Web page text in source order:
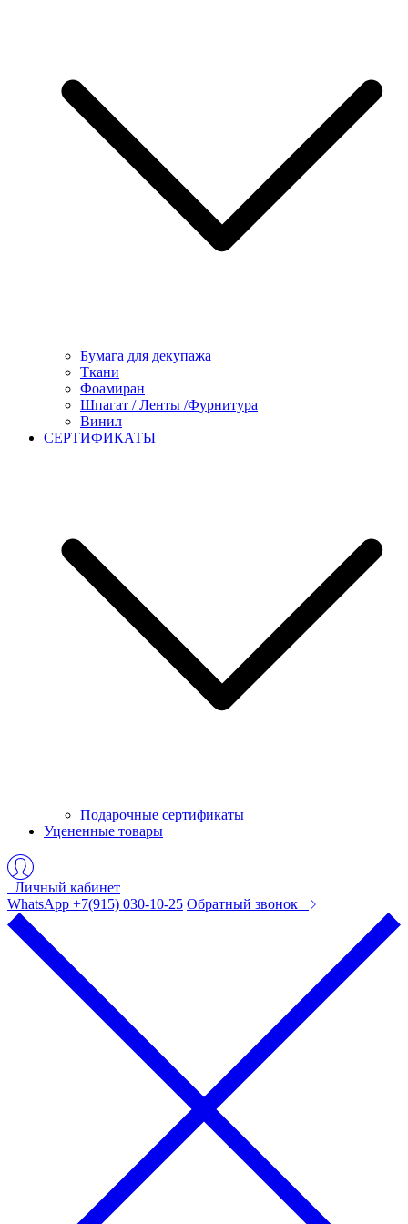
Бумага для декупажа
Ткани
Фоамиран
Шпагат / Ленты /Фурнитура
Винил
СЕРТИФИКАТЫ
Подарочные сертификаты
Уцененные товары
Личный кабинет
WhatsApp +7(915) 030-10-25 Обратный звонок